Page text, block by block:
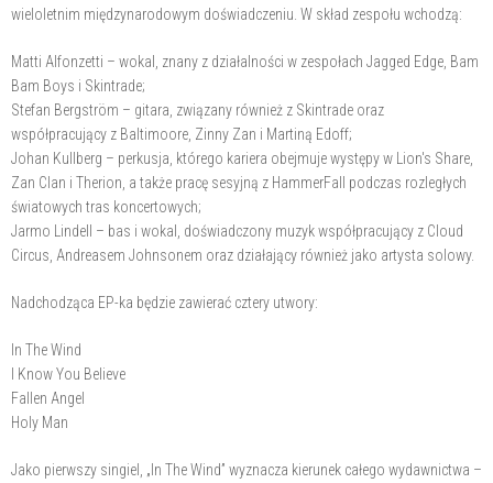
wieloletnim międzynarodowym doświadczeniu. W skład zespołu wchodzą:
Matti Alfonzetti – wokal, znany z działalności w zespołach Jagged Edge, Bam
Bam Boys i Skintrade;
Stefan Bergström – gitara, związany również z Skintrade oraz
współpracujący z Baltimoore, Zinny Zan i Martiną Edoff;
Johan Kullberg – perkusja, którego kariera obejmuje występy w Lion's Share,
Zan Clan i Therion, a także pracę sesyjną z HammerFall podczas rozległych
światowych tras koncertowych;
Jarmo Lindell – bas i wokal, doświadczony muzyk współpracujący z Cloud
Circus, Andreasem Johnsonem oraz działający również jako artysta solowy.
Nadchodząca EP-ka będzie zawierać cztery utwory:
In The Wind
I Know You Believe
Fallen Angel
Holy Man
Jako pierwszy singiel, „In The Wind” wyznacza kierunek całego wydawnictwa –